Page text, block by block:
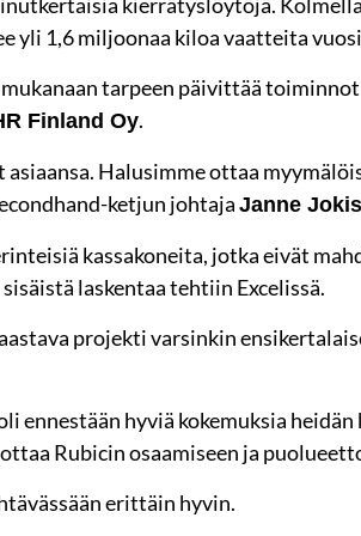
yli 1,6 miljoonaa kiloa vaatteita
tarpeen päivittää
Finland Oy.
asiaansa. Halusimme ottaa
ketjun johtajaJanne
kassakoneita, jotka eivät
laskentaa tehtiin Excelissä.
projekti varsinkin
ennestään hyviä kokemuksia
Rubicin osaamiseen ja
erittäin hyvin.